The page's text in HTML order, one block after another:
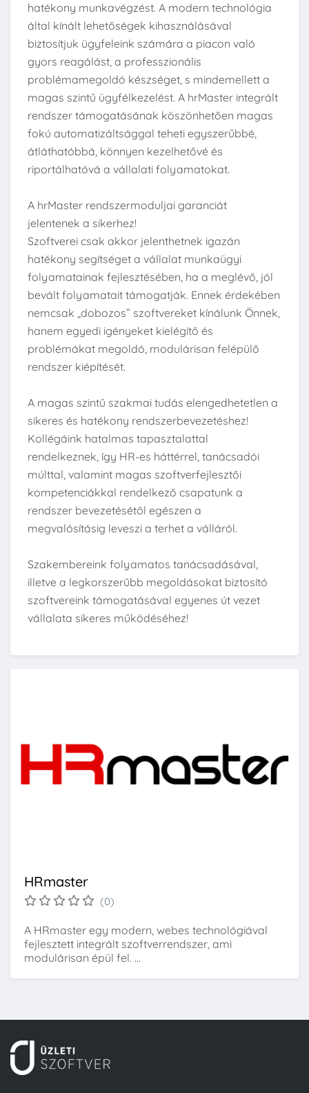
hatékony munkavégzést. A modern technológia
által kínált lehetőségek kihasználásával
biztosítjuk ügyfeleink számára a piacon való
gyors reagálást, a professzionális
problémamegoldó készséget, s mindemellett a
magas szintű ügyfélkezelést. A hrMaster integrált
rendszer támogatásának köszönhetően magas
fokú automatizáltsággal teheti egyszerűbbé,
átláthatóbbá, könnyen kezelhetővé és
riportálhatóvá a vállalati folyamatokat.
A hrMaster rendszermoduljai garanciát
jelentenek a sikerhez!
Szoftverei csak akkor jelenthetnek igazán
hatékony segítséget a vállalat munkaügyi
folyamatainak fejlesztésében, ha a meglévő, jól
bevált folyamatait támogatják. Ennek érdekében
nemcsak „dobozos” szoftvereket kínálunk Önnek,
hanem egyedi igényeket kielégítő és
problémákat megoldó, modulárisan felépülő
rendszer kiépítését.
A magas szintű szakmai tudás elengedhetetlen a
sikeres és hatékony rendszerbevezetéshez!
Kollégáink hatalmas tapasztalattal
rendelkeznek, így HR-es háttérrel, tanácsadói
múlttal, valamint magas szoftverfejlesztői
kompetenciákkal rendelkező csapatunk a
rendszer bevezetésétől egészen a
megvalósításig leveszi a terhet a válláról.
Szakembereink folyamatos tanácsadásával,
illetve a legkorszerűbb megoldásokat biztosító
szoftvereink támogatásával egyenes út vezet
vállalata sikeres működéséhez!
HRmaster
(0)
A HRmaster egy modern, webes technológiával
fejlesztett integrált szoftverrendszer, ami
modulárisan épül fel. ...